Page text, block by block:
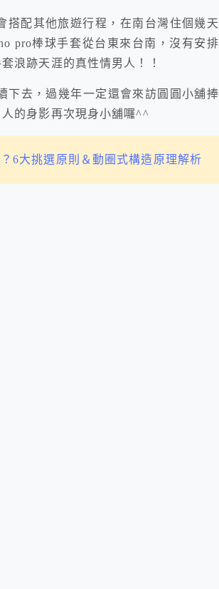
配其他旅遊行程，在南台灣住個幾天
pro棒球手套從台東來台南，沒有安排
浪跡天涯的真性情男人！！
去，過幾年一定還會來訪圓圓小舖捧
的身影再次現身小舖囉^^
6大挑選原則＆動圈式構造原理解析